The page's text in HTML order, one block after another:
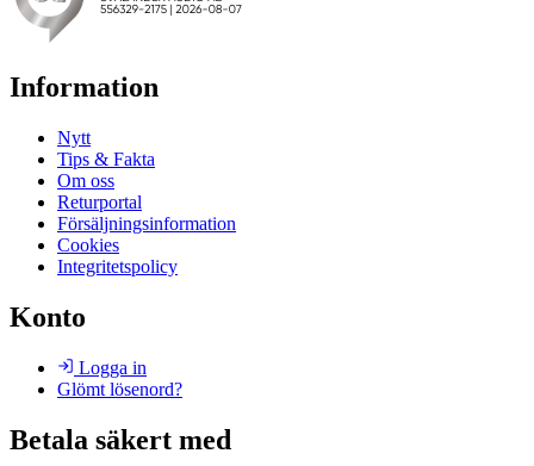
Information
Nytt
Tips & Fakta
Om oss
Returportal
Försäljningsinformation
Cookies
Integritetspolicy
Konto
Logga in
Glömt lösenord?
Betala säkert med